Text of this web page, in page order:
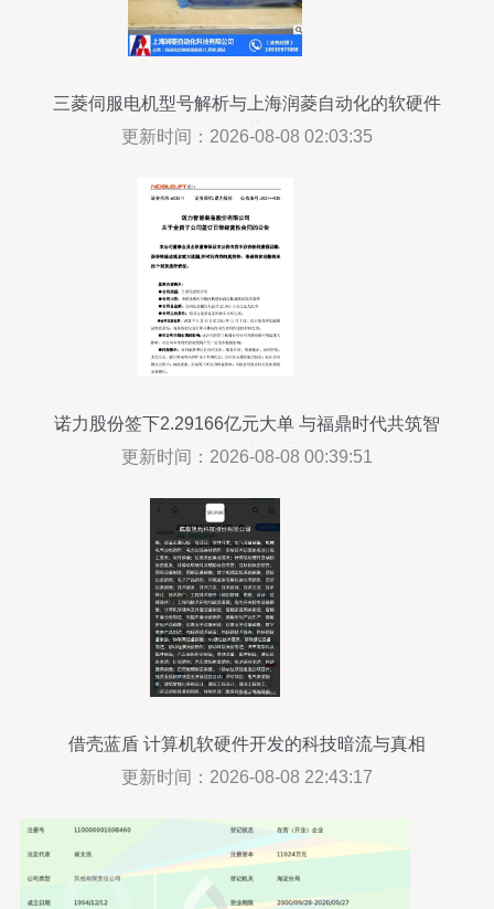
三菱伺服电机型号解析与上海润菱自动化的软硬件
优势
更新时间：2026-08-08 02:03:35
诺力股份签下2.29166亿元大单 与福鼎时代共筑智
能制造新篇章
更新时间：2026-08-08 00:39:51
借壳蓝盾 计算机软硬件开发的科技暗流与真相
更新时间：2026-08-08 22:43:17